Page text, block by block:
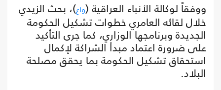
ووفقاً لوكالة الأنباء العراقية (واع)، بحث الزيدي
خلال لقائه العامري خطوات تشكيل الحكومة
الجديدة وبرنامجها الوزاري، كما جرى التأكيد
على ضرورة اعتماد مبدأ الشراكة لإكمال
استحقاق تشكيل الحكومة بما يحقق مصلحة
البلاد.